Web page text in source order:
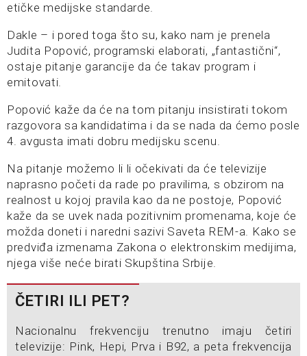
etičke medijske standarde.
Dakle – i pored toga što su, kako nam je prenela
Judita Popović, programski elaborati, „fantastični“,
ostaje pitanje garancije da će takav program i
emitovati.
Popović kaže da će na tom pitanju insistirati tokom
razgovora sa kandidatima i da se nada da ćemo posle
4. avgusta imati dobru medijsku scenu.
Na pitanje možemo li li očekivati da će televizije
naprasno početi da rade po pravilima, s obzirom na
realnost u kojoj pravila kao da ne postoje, Popović
kaže da se uvek nada pozitivnim promenama, koje će
možda doneti i naredni sazivi Saveta REM-a. Kako se
predviđa izmenama Zakona o elektronskim medijima,
njega više neće birati Skupština Srbije.
ČETIRI ILI PET?
Nacionalnu frekvenciju trenutno imaju četiri
televizije: Pink, Hepi, Prva i B92, a peta frekvencija